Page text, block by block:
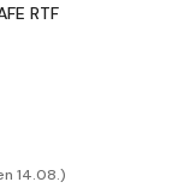
RTF
14.08.)